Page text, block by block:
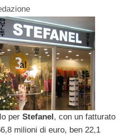
per Stefanel, con un fatturato
milioni di euro, ben 22,1